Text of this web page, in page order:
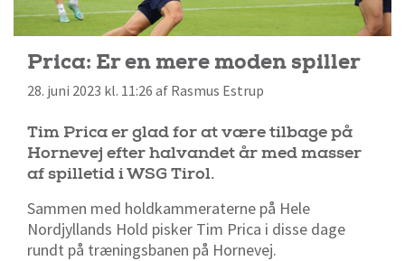
Prica: Er en mere moden spiller
28. juni 2023 kl. 11:26 af Rasmus Estrup
Tim Prica er glad for at være tilbage på
Hornevej efter halvandet år med masser
af spilletid i WSG Tirol.
Sammen med holdkammeraterne på Hele
Nordjyllands Hold pisker Tim Prica i disse dage
rundt på træningsbanen på Hornevej.